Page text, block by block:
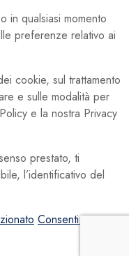
in qualsiasi momento
preferenze relativo ai
cookie, sul trattamento
e sulle modalità per
e la nostra Privacy
prestato, ti
l’identificativo del
Consenti tutto